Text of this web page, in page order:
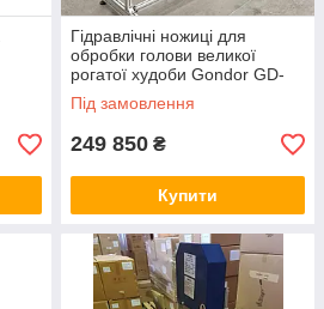
Гідравлічні ножиці для
обробки голови великої
рогатої худоби Gondor GD-
GHPS02D
Під замовлення
249 850 ₴
Купити